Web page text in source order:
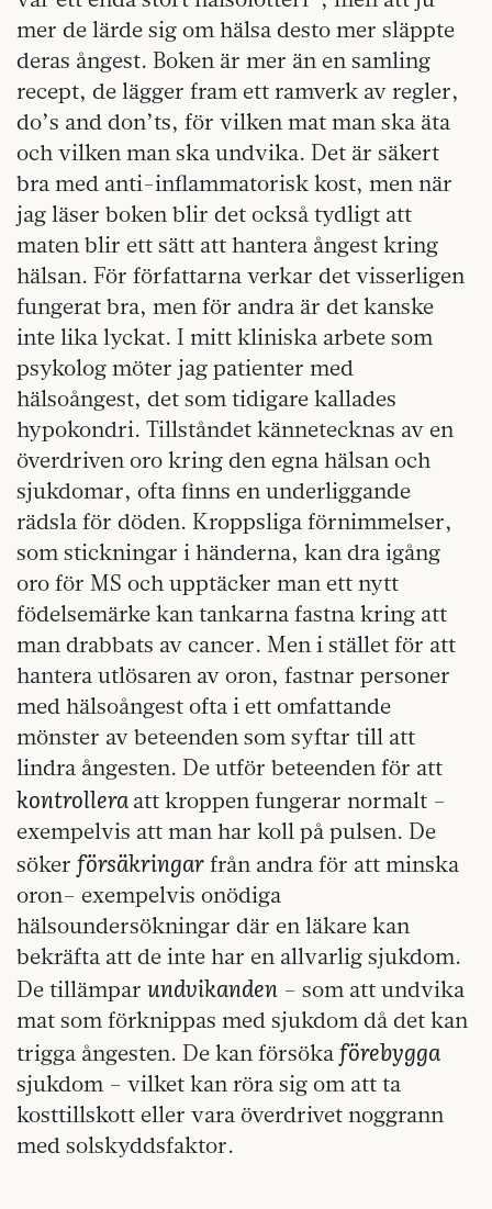
mer de lärde sig om hälsa desto mer släppte
deras ångest. Boken är mer än en samling
recept, de lägger fram ett ramverk av regler,
do’s and don’ts, för vilken mat man ska äta
och vilken man ska undvika. Det är säkert
bra med anti-inflammatorisk kost, men när
jag läser boken blir det också tydligt att
maten blir ett sätt att hantera ångest kring
hälsan. För författarna verkar det visserligen
fungerat bra, men för andra är det kanske
inte lika lyckat. I mitt kliniska arbete som
psykolog möter jag patienter med
hälsoångest, det som tidigare kallades
hypokondri. Tillståndet kännetecknas av en
överdriven oro kring den egna hälsan och
sjukdomar, ofta finns en underliggande
rädsla för döden. Kroppsliga förnimmelser,
som stickningar i händerna, kan dra igång
oro för MS och upptäcker man ett nytt
födelsemärke kan tankarna fastna kring att
man drabbats av cancer. Men i stället för att
hantera utlösaren av oron, fastnar personer
med hälsoångest ofta i ett omfattande
mönster av beteenden som syftar till att
lindra ångesten. De utför beteenden för att
kontrollera att kroppen fungerar normalt –
exempelvis att man har koll på pulsen. De
söker försäkringar från andra för att minska
oron– exempelvis onödiga
hälsoundersökningar där en läkare kan
bekräfta att de inte har en allvarlig sjukdom.
De tillämpar undvikanden – som att undvika
mat som förknippas med sjukdom då det kan
trigga ångesten. De kan försöka förebygga
sjukdom – vilket kan röra sig om att ta
kosttillskott eller vara överdrivet noggrann
med solskyddsfaktor.